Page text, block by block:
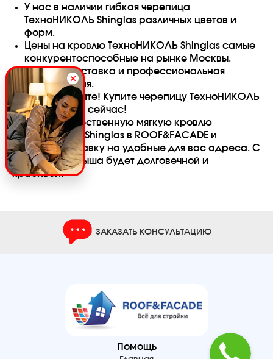
У нас в наличии гибкая черепица
ТехноНИКОЛЬ Shinglas различных цветов и
форм.
Цены на кровлю ТехноНИКОЛЬ Shinglas самые
конкурентоспособные на рынке Москвы.
Быстрая доставка и профессиональная
консультация.
Не откладывайте! Купите черепицу ТехноНИКОЛЬ
Shinglas прямо сейчас!
Закажите качественную мягкую кровлю
ТехноНИКОЛЬ Shinglas в ROOF&FACADE и
получите доставку на удобные для вас адреса. С
нами ваша крыша будет долговечной и
красивой!
ЗАКАЗАТЬ КОНСУЛЬТАЦИЮ
Помощь